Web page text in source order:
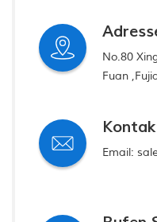
No.80
Fuan
Email: